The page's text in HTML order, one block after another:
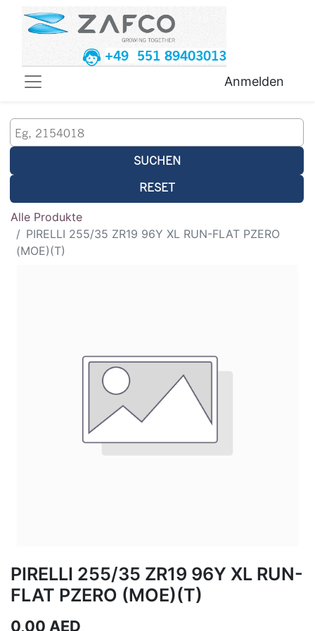
+49 551 89403013
Anmelden
SUCHEN
RESET
Alle Produkte
PIRELLI 255/35 ZR19 96Y XL RUN-FLAT PZERO
(MOE)(T)
PIRELLI 255/35 ZR19 96Y XL RUN-
FLAT PZERO (MOE)(T)
0,00 AED